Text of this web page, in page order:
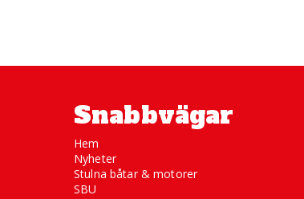
Snabbvägar
Hem
Nyheter
Stulna båtar & motorer
SBU